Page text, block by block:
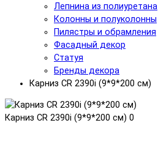
Лепнина из полиуретана
Колонны и полуколонны
Пилястры и обрамления
Фасадный декор
Статуя
Бренды декора
Карниз CR 2390i (9*9*200 см)
Карниз CR 2390i (9*9*200 см) 0